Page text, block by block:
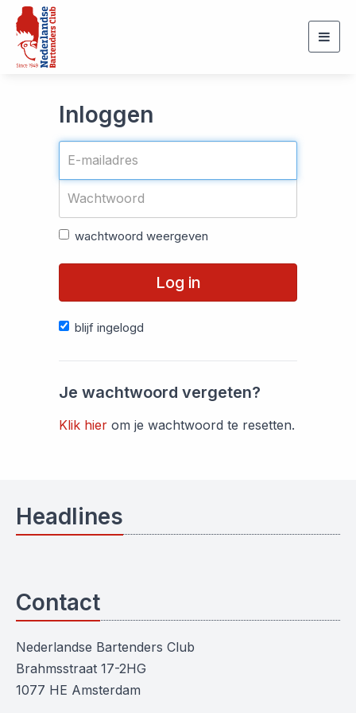
Inloggen
wachtwoord weergeven
Log in
blijf ingelogd
Je wachtwoord vergeten?
Klik hier om je wachtwoord te resetten.
Headlines
Contact
Nederlandse Bartenders Club
Brahmsstraat 17-2HG
1077 HE Amsterdam